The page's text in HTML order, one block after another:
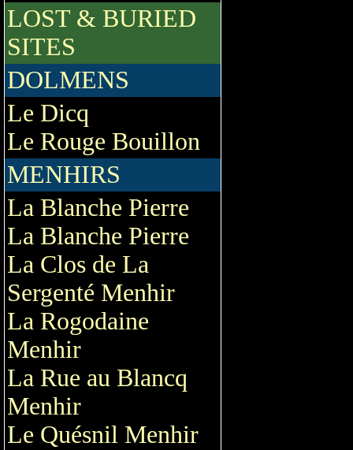
LOST & BURIED
SITES
DOLMENS
Le Dicq
Le Rouge Bouillon
MENHIRS
La Blanche Pierre
La Blanche Pierre
La Clos de La
Sergenté Menhir
La Rogodaine
Menhir
La Rue au Blancq
Menhir
Le Quésnil Menhir